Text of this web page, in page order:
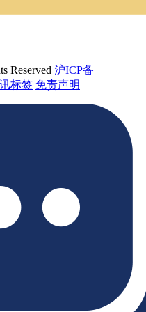
Reserved 沪ICP备
标签 免责声明